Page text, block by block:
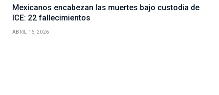
Mexicanos encabezan las muertes bajo custodia de
ICE: 22 fallecimientos
ABRIL 16, 2026